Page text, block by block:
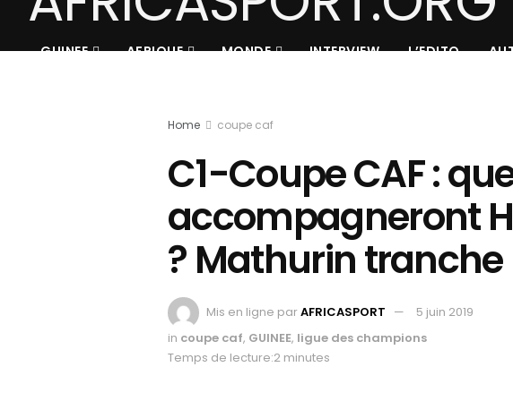
GUINEE AFRIQUE MONDE INTERVIEW L’EDITO
Home coupe caf
C1-Coupe CAF :
accompagneront
? Mathurin tranche
Mis en ligne parAFRICASPORT
5 juin 2019
in coupe caf, GUINEE, ligue des champions
Temps de lecture:2 minutes